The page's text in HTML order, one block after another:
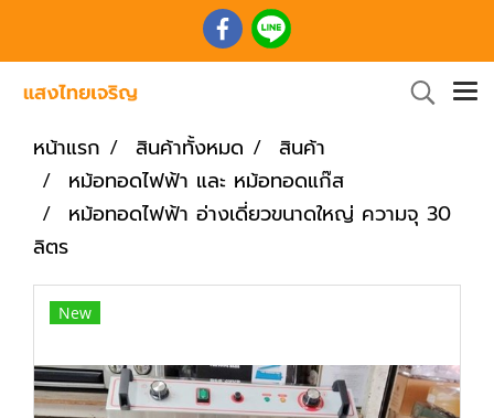
หน้าแรก สินค้าทั้งหมด
สินค้า
หม้อทอดไฟฟ้า และ หม้อทอดแก๊ส
หม้อทอดไฟฟ้า อ่างเดี่ยวขนาดใหญ่ ความจุ 30
ลิตร
New